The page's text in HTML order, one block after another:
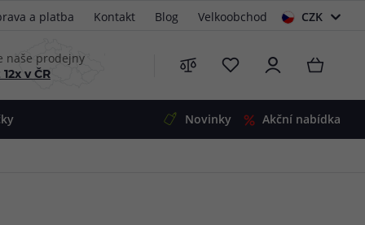
a platba Kontakt Blog Velkoobchod
CZK
naše prodejny
v ČR
Novinky Akční nabídka